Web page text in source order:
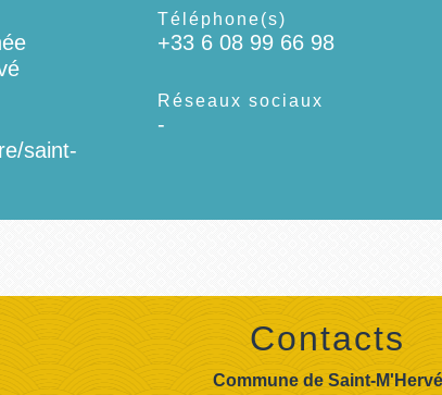
Téléphone(s)
+33 6 08 99 66 98
saint-
Réseaux sociaux
-
Contacts
Commune de Saint-M'Hervé